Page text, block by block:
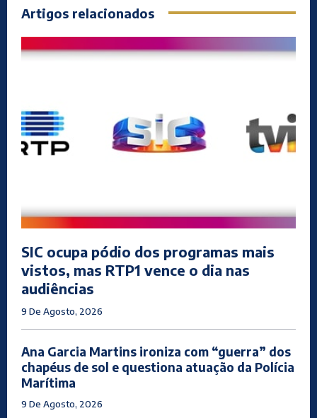
Artigos relacionados
SIC ocupa pódio dos programas mais
vistos, mas RTP1 vence o dia nas
audiências
9 De Agosto, 2026
Ana Garcia Martins ironiza com “guerra” dos
chapéus de sol e questiona atuação da Polícia
Marítima
9 De Agosto, 2026